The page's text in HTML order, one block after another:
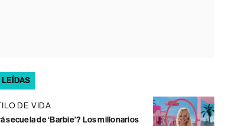
LEÍDAS
DE VIDA
secuela de ‘Barbie’? Los millonarios